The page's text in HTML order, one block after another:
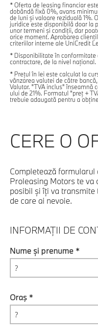
* Oferta de leasing financiar
dobândă fixă 0%, avans
de luni și valoare reziduală 1%.
juridice este disponibilă doar la
unor termeni şi condiţii, dar
orice moment. Aprobarea
criteriilor interne ale UniCredit
* Disponibilitate în conformitate
contractare, de la nivel național.
* Prețul în lei este calculat la
vânzarea valutei de către
Valutar. "TVA inclus" înseamnă
ului de 21%. Formatul "preț +
trebuie adaugată pentru a
CERE O
Completează
Proleasing Motors te va
posibil şi îţi va
de care ai nevoie.
INFORMAȚII DE
Nume și prenume *
Oraş *